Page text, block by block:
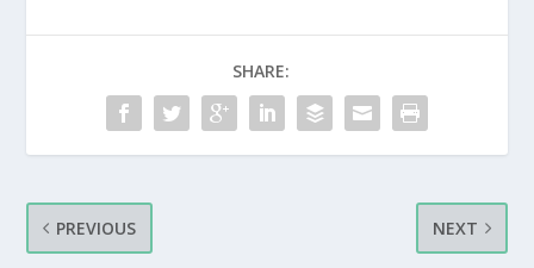
SHARE:
PREVIOUS NEXT